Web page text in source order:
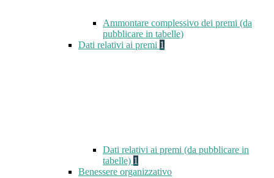
Ammontare complessivo dei premi (da
pubblicare in tabelle)
Dati relativi ai premi 1
Dati relativi ai premi (da pubblicare in
tabelle) 1
Benessere organizzativo